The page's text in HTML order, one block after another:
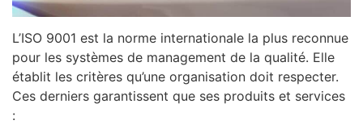
L’ISO 9001 est la norme internationale la plus reconnue
pour les systèmes de management de la qualité. Elle
établit les critères qu’une organisation doit respecter.
Ces derniers garantissent que ses produits et services
: